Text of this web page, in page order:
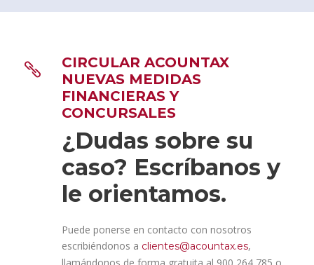
CIRCULAR ACOUNTAX
NUEVAS MEDIDAS
FINANCIERAS Y
CONCURSALES
¿Dudas sobre su
caso? Escríbanos y
le orientamos.
Puede ponerse en contacto con nosotros
escribiéndonos a clientes@acountax.es,